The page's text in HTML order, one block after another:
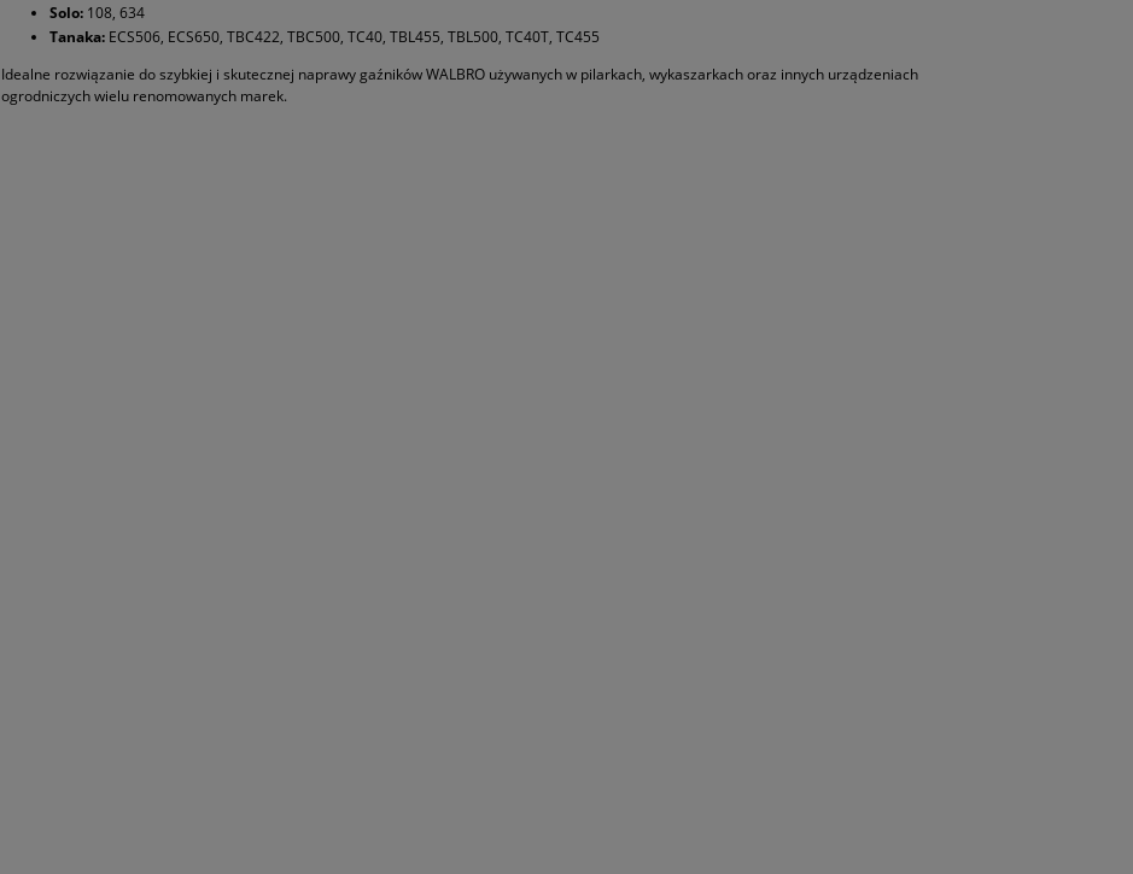
Solo: 108, 634
Tanaka: ECS506, ECS650, TBC422, TBC500, TC40, TBL455, TBL500, TC40T, TC455
Idealne rozwiązanie do szybkiej i skutecznej naprawy gaźników WALBRO używanych w pilarkach, wykaszarkach oraz innych urządzeniach
ogrodniczych wielu renomowanych marek.